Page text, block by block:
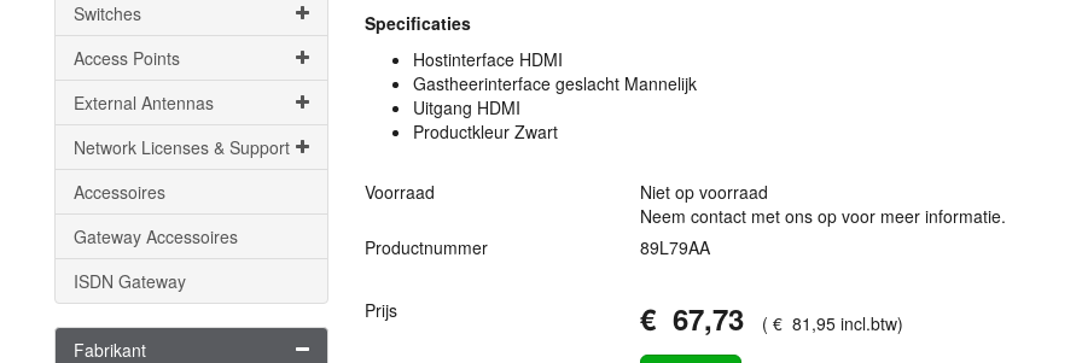
Switches
Access Points
External Antennas
Network Licenses & Support
Accessoires
Gateway Accessoires
ISDN Gateway
Fabrikant
Specificaties
Hostinterface HDMI
Gastheerinterface geslacht Mannelijk
Uitgang HDMI
Productkleur Zwart
Voorraad
Niet op voorraad
Neem contact met ons op voor meer informatie.
Productnummer
89L79AA
Prijs € 67,73 (€ 81 ,95 incl.btw)